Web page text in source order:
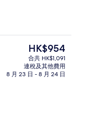
景點
現
價
HK$954
HK$954
合共 HK$1,091
連稅及其他費用
8 月 23 日 - 8 月 24 日